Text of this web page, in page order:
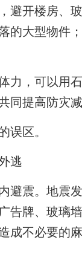
开楼房、
的大型物件
，可以用石
同提高防灾减
区。
逃
震。地震
告牌、玻璃
成不必要的麻